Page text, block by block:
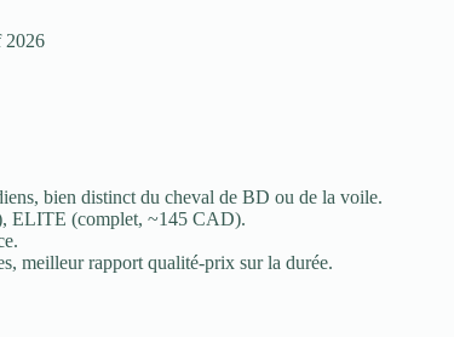
2026
bien distinct du cheval de BD ou de la voile.
ELITE (complet, ~145 CAD).
meilleur rapport qualité-prix sur la durée.